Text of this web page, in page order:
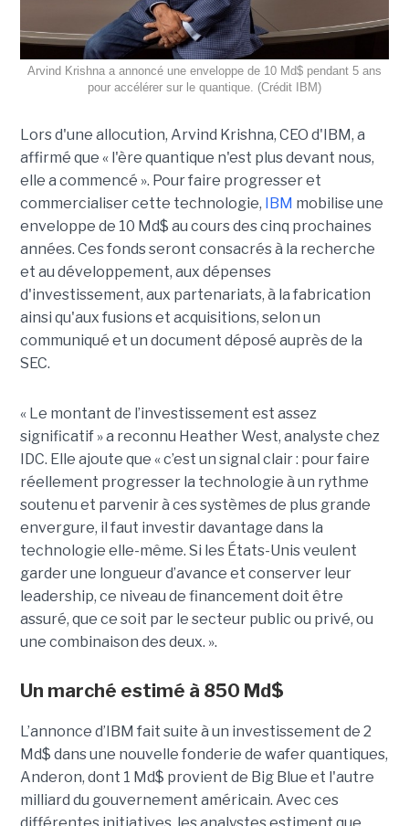
Arvind Krishna a annoncé une enveloppe de 10 Md$ pendant 5 ans
pour accélérer sur le quantique. (Crédit IBM)
Lors d'une allocution, Arvind Krishna, CEO d'IBM, a
affirmé que « l'ère quantique n'est plus devant nous,
elle a commencé ». Pour faire progresser et
commercialiser cette technologie,
IBM mobilise une
enveloppe de 10 Md$ au cours des cinq prochaines
années. Ces fonds seront consacrés à la recherche
et au développement, aux dépenses
d'investissement, aux partenariats, à la fabrication
ainsi qu'aux fusions et acquisitions, selon un
communiqué et un document déposé auprès de la
SEC.
« Le montant de l’investissement est assez
significatif » a reconnu Heather West, analyste chez
IDC. Elle ajoute que « c’est un signal clair : pour faire
réellement progresser la technologie à un rythme
soutenu et parvenir à ces systèmes de plus grande
envergure, il faut investir davantage dans la
technologie elle-même. Si les États-Unis veulent
garder une longueur d’avance et conserver leur
leadership, ce niveau de financement doit être
assuré, que ce soit par le secteur public ou privé, ou
une combinaison des deux. ».
Un marché estimé à 850 Md$
L’annonce d’IBM fait suite à un investissement de 2
Md$ dans une nouvelle fonderie de wafer quantiques,
Anderon, dont 1 Md$ provient de Big Blue et l'autre
milliard du gouvernement américain. Avec ces